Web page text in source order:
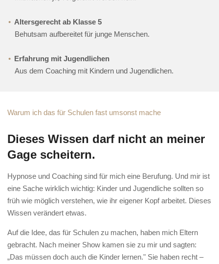
Altersgerecht ab Klasse 5
Behutsam aufbereitet für junge Menschen.
Erfahrung mit Jugendlichen
Aus dem Coaching mit Kindern und Jugendlichen.
Warum ich das für Schulen fast umsonst mache
Dieses Wissen darf nicht an meiner
Gage scheitern.
Hypnose und Coaching sind für mich eine Berufung. Und mir ist
eine Sache wirklich wichtig: Kinder und Jugendliche sollten so
früh wie möglich verstehen, wie ihr eigener Kopf arbeitet. Dieses
Wissen verändert etwas.
Auf die Idee, das für Schulen zu machen, haben mich Eltern
gebracht. Nach meiner Show kamen sie zu mir und sagten:
„Das müssen doch auch die Kinder lernen." Sie haben recht –